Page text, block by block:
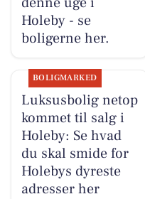
Holeby - se
boligerne her.
BOLIGMARKED
Luksusbolig netop
kommet til salg i
Holeby: Se hvad
du skal smide for
Holebys dyreste
adresser her